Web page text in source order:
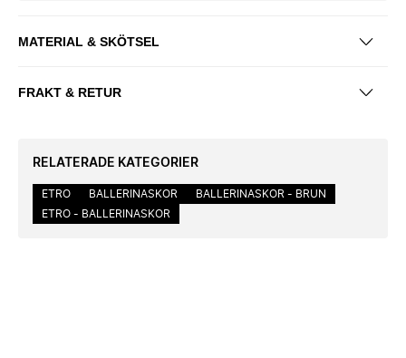
MATERIAL & SKÖTSEL
FRAKT & RETUR
RELATERADE KATEGORIER
ETRO BALLERINASKOR
BALLERINASKOR - BRUN
ETRO - BALLERINASKOR